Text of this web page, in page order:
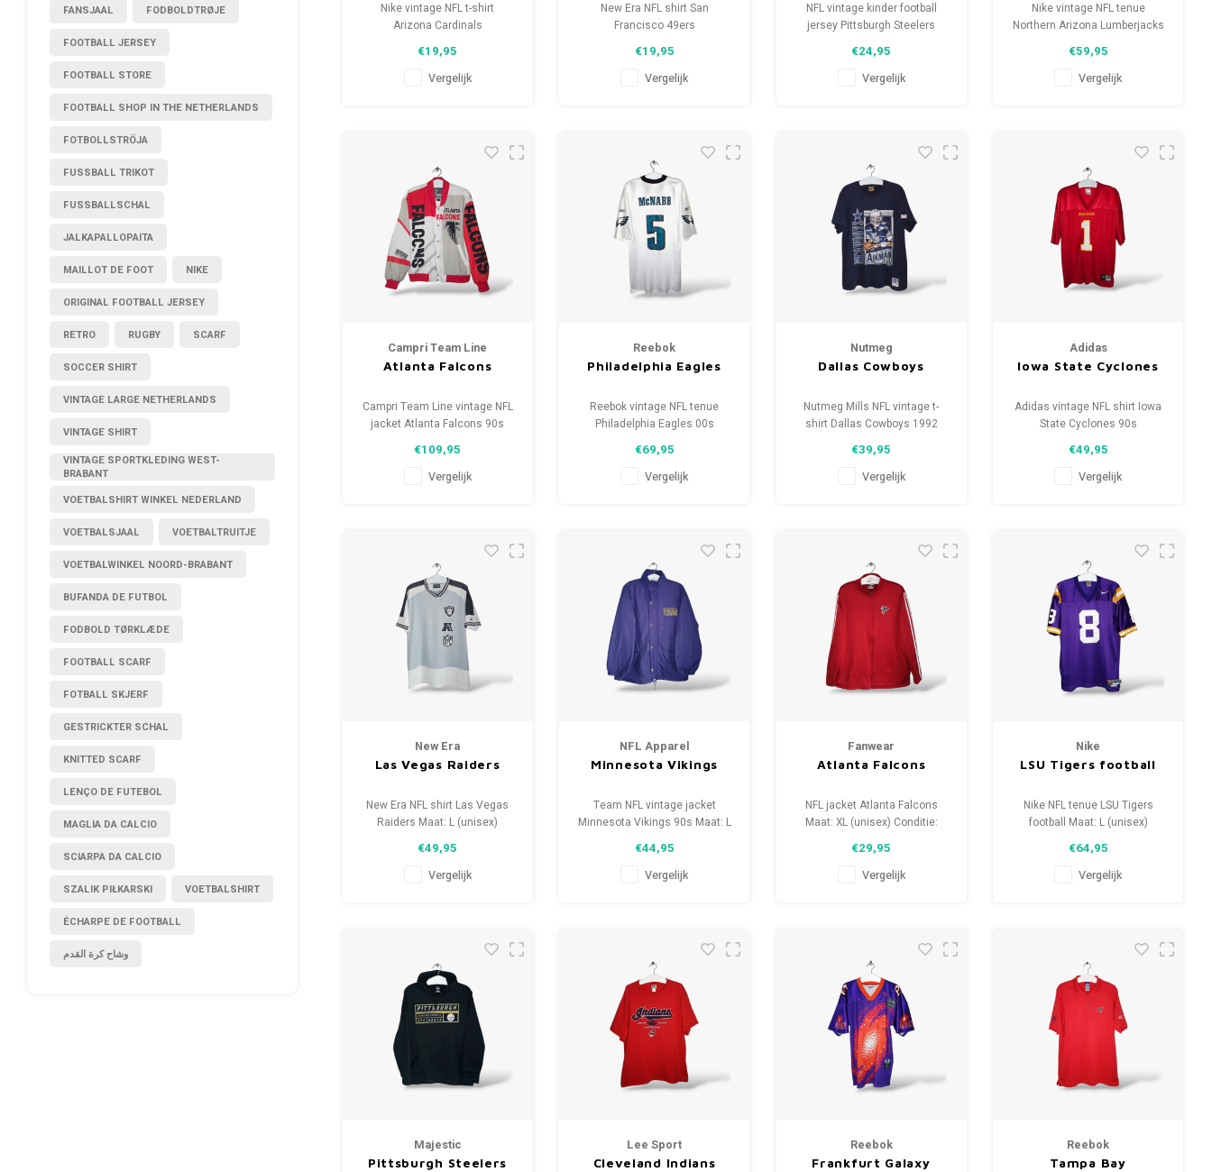
FANSJAAL FODBOLDTRØJE
FOOTBALL JERSEY
FOOTBALL STORE
FOOTBALL SHOP IN THE NETHERLANDS
FOTBOLLSTRÖJA
FUSSBALL TRIKOT
FUSSBALLSCHAL
JALKAPALLOPAITA
MAILLOT DE FOOT NIKE
ORIGINAL FOOTBALL JERSEY
RETRO RUGBY SCARF
SOCCER SHIRT
VINTAGE LARGE NETHERLANDS
VINTAGE SHIRT
VINTAGE SPORTKLEDING WEST-
BRABANT
VOETBALSHIRT WINKEL NEDERLAND
VOETBALSJAAL VOETBALTRUITJE
VOETBALWINKEL NOORD-BRABANT
BUFANDA DE FUTBOL
FODBOLD TØRKLÆDE
FOOTBALL SCARF
FOTBALL SKJERF
GESTRICKTER SCHAL
KNITTED SCARF
LENÇO DE FUTEBOL
MAGLIA DA CALCIO
SCIARPA DA CALCIO
SZALIK PIŁKARSKI VOETBALSHIRT
ÉCHARPE DE FOOTBALL
وشاح كرة القدم
Nike vintage NFL t-shirt
Arizona Cardinals
Conditie: 8/10 (gebruikt)
€19,95
Vergelijk
New Era NFL shirt San
Francisco 49ers
Conditie: 9/10 (gebruikt)
€19,95
Vergelijk
NFL vintage kinder football
jersey Pittsburgh Steelers
Conditie: 9.5/10 (gebruikt)
€24,95
Vergelijk
Nike vintage NFL tenue
Northern Arizona Lumberjacks
Maat: XL (unisex)
Conditie: 9/10 (gebruikt)
€59,95
Vergelijk
Campri Team Line
Atlanta Falcons
Campri Team Line vintage NFL
jacket Atlanta Falcons 90s
Conditie: 9/10 (gebruikt)
€109,95
Vergelijk
Reebok
Philadelphia Eagles
Reebok vintage NFL tenue
Philadelphia Eagles 00s
Conditie: 9.5/10 (gebruikt)
€69,95
Vergelijk
Nutmeg
Dallas Cowboys
Nutmeg Mills NFL vintage t-
shirt Dallas Cowboys 1992
Conditie: 8.5/10 (gebruikt)
€39,95
Vergelijk
Adidas
Iowa State Cyclones
Adidas vintage NFL shirt Iowa
State Cyclones 90s
Conditie: 9/10 (gebruikt)
€49,95
Vergelijk
New Era
Las Vegas Raiders
New Era NFL shirt Las Vegas
Raiders Maat: L (unisex)
€49,95
Vergelijk
NFL Apparel
Minnesota Vikings
Team NFL vintage jacket
Minnesota Vikings 90s Maat: L
(gebruikt)
€44,95
Vergelijk
Fanwear
Atlanta Falcons
NFL jacket Atlanta Falcons
Maat: XL (unisex) Conditie:
€29,95
Vergelijk
Nike
LSU Tigers football
Nike NFL tenue LSU Tigers
football Maat: L (unisex)
€64,95
Vergelijk
Majestic
Pittsburgh Steelers
Lee Sport
Cleveland Indians
Reebok
Frankfurt Galaxy
Reebok
Tampa Bay